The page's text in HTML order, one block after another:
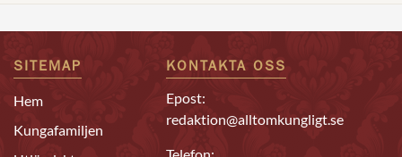
SITEMAP
Hem
Kungafamiljen
KONTAKTA OSS
Epost:
redaktion@alltomkungligt.se